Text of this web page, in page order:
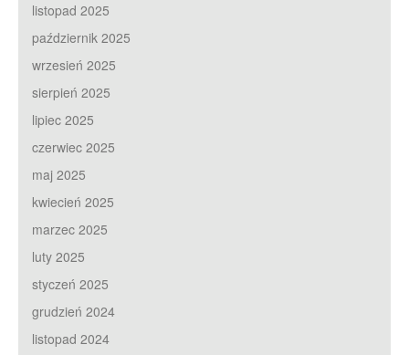
listopad 2025
październik 2025
wrzesień 2025
sierpień 2025
lipiec 2025
czerwiec 2025
maj 2025
kwiecień 2025
marzec 2025
luty 2025
styczeń 2025
grudzień 2024
listopad 2024